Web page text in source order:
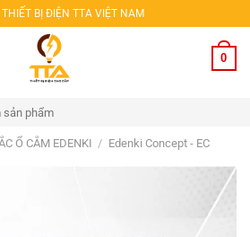
THIẾT BỊ ĐIỆN TTA VIỆT NAM
0
Ổ CẮM EDENKI / Edenki Concept - EC